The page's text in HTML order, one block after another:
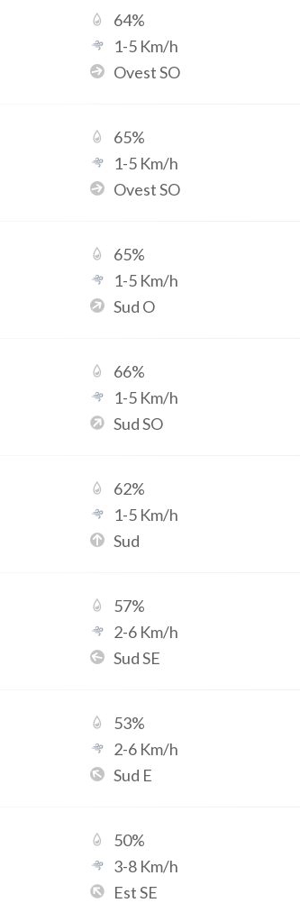
64%
1-5 Km/h
Ovest SO
65%
1-5 Km/h
Ovest SO
65%
1-5 Km/h
Sud O
66%
1-5 Km/h
Sud SO
62%
1-5 Km/h
Sud
57%
2-6 Km/h
Sud SE
53%
2-6 Km/h
Sud E
50%
3-8 Km/h
Est SE